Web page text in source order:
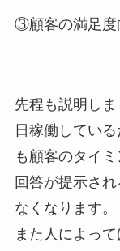
③顧客の満足度
先程も説明し
日稼働してい
も顧客のタイ
回答が提示さ
なくなります。
また人によっ